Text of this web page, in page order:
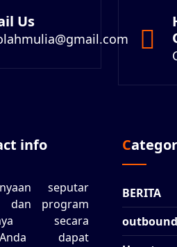
Us
info
seputar
dan program
secara
dapat
BERITA
outbound